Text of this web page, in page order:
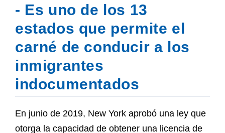
- Es uno de los 13
estados que permite el
carné de conducir a los
inmigrantes
indocumentados
En junio de 2019, New York aprobó una ley que
otorga la capacidad de obtener una licencia de